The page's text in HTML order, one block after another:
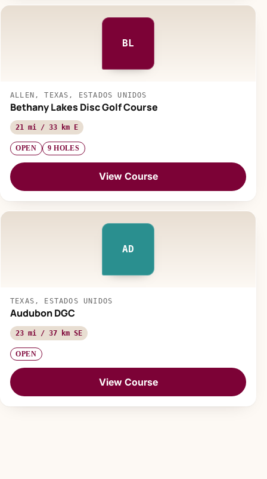
BL
ALLEN, TEXAS, ESTADOS UNIDOS
Bethany Lakes Disc Golf Course
21 mi / 33 km E
OPEN 9 HOLES
View Course
AD
TEXAS, ESTADOS UNIDOS
Audubon DGC
23 mi / 37 km SE
OPEN
View Course